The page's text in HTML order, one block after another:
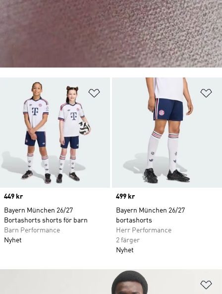
Lägg till på önskelistan
Price
449 kr
Bayern München 26/27
Bortashorts shorts för barn
Barn Performance
Nyhet
Price
499 kr
Bayern München 26/27
bortashorts
Herr Performance
2 färger
Nyhet